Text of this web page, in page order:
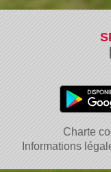
Charte
Informations